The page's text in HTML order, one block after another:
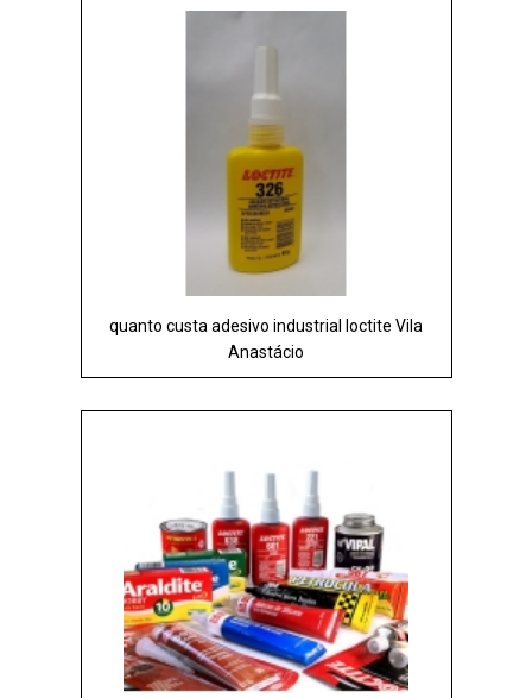
quanto custa adesivo industrial loctite Vila
Anastácio